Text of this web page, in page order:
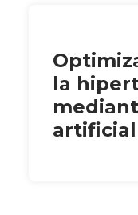
la
artificial